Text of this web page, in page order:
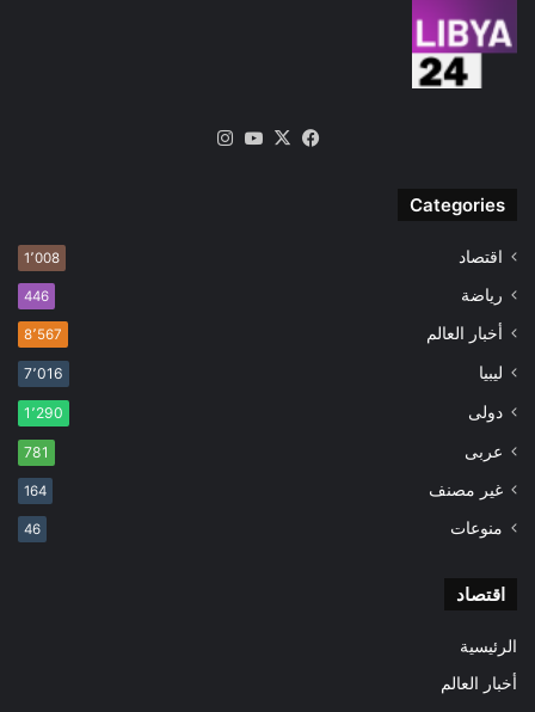
فيسبوك
‫X
‫YouTube
Categories
اقتصاد 1٬008
رياضة 446
أخبار العالم 8٬567
ليبيا 7٬016
دولى 1٬290
عربى 781
غير مصنف 164
منوعات 46
اقتصاد
الرئيسية
أخبار العالم